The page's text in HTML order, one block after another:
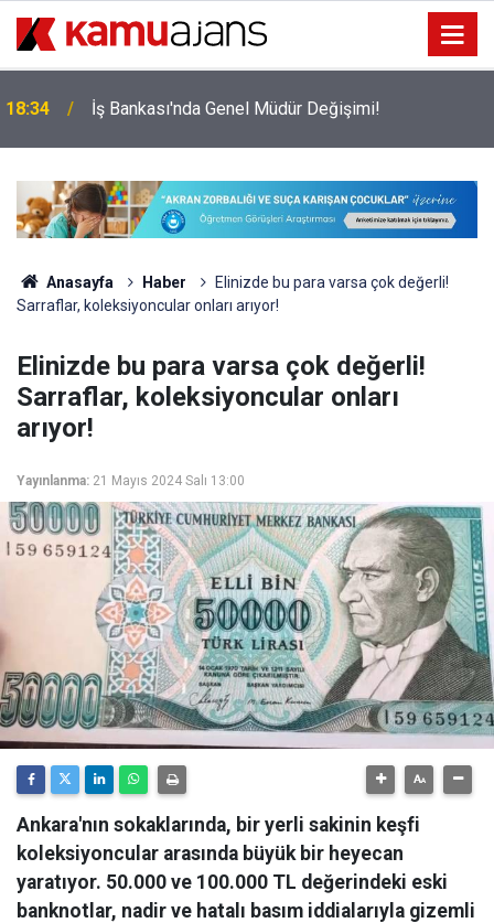
18:34 İş Bankası'nda Genel Müdür Değişimi!
Anasayfa Haber
Elinizde bu para varsa çok değerli!
Sarraflar, koleksiyoncular onları arıyor!
Elinizde bu para varsa çok değerli!
Sarraflar, koleksiyoncular onları
arıyor!
Yayınlanma: 21 Mayıs 2024 Salı 13:00
Ankara'nın sokaklarında, bir yerli sakinin keşfi
koleksiyoncular arasında büyük bir heyecan
yaratıyor. 50.000 ve 100.000 TL değerindeki eski
banknotlar, nadir ve hatalı basım iddialarıyla gizemli